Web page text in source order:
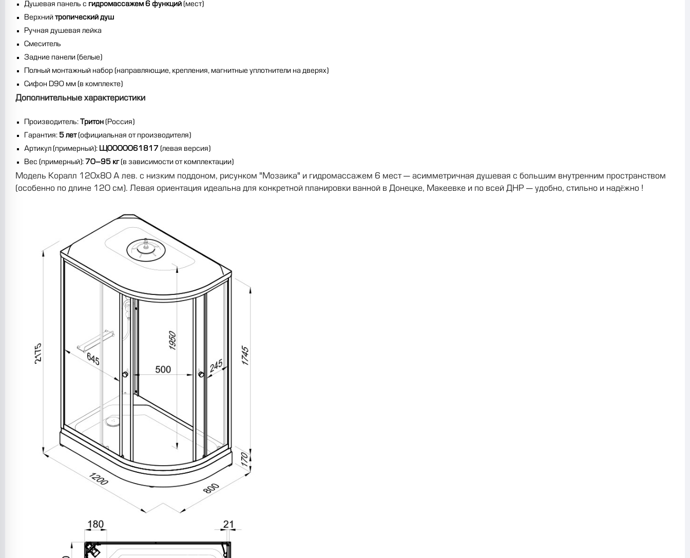
Душевая панель с гидромассажем 6 функций (мест)
Верхний тропический душ
Ручная душевая лейка
Смеситель
Задние панели (белые)
Полный монтажный набор (направляющие, крепления, магнитные уплотнители на дверях)
Сифон D90 мм (в комплекте)
Дополнительные характеристики
Производитель: Тритон (Россия)
Гарантия: 5 лет(официальная от производителя)
Артикул (примерный): Щ0000061817 (левая версия)
Вес (примерный): 70–95 кг(в зависимости от комплектации)
Модель Коралл 120x80 А лев. с низким поддоном, рисунком "Мозаика" и гидромассажем 6 мест — асимметричная душевая с большим внутренним пространством
(особенно по длине 120 см). Левая ориентация идеальна для конкретной планировки ванной в Донецке, Макеевке и по всей ДНР — удобно, стильно и надёжно !